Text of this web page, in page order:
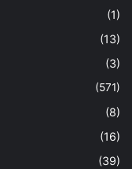
(1)
(13)
(3)
(571)
(8)
(16)
(39)